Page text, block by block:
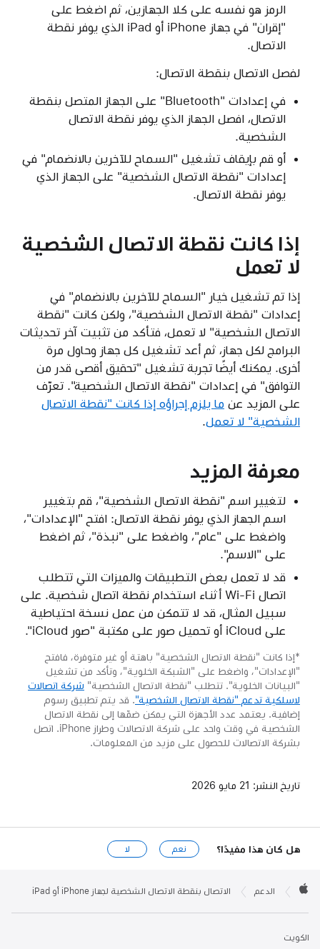
الرمز هو نفسه على كلا الجهازين، ثم اضغط على
"إقران" في جهاز iPhone أو iPad الذي يوفر نقطة
الاتصال.
لفصل الاتصال بنقطة الاتصال:
في إعدادات "Bluetooth" على الجهاز المتصل بنقطة
الاتصال، افصل الجهاز الذي يوفر نقطة الاتصال
الشخصية.
أو قم بإيقاف تشغيل "السماح للآخرين بالانضمام" في
إعدادات "نقطة الاتصال الشخصية" على الجهاز الذي
يوفر نقطة الاتصال.
إذا كانت نقطة الاتصال الشخصية
لا تعمل
إذا تم تشغيل خيار "السماح للآخرين بالانضمام" في
إعدادات "نقطة الاتصال الشخصية"، ولكن كانت "نقطة
الاتصال الشخصية" لا تعمل، فتأكد من تثبيت آخر تحديثات
البرامج لكل جهاز، ثم أعد تشغيل كل جهاز وحاول مرة
أخرى. يمكنك أيضًا تجربة تشغيل "تحقيق أقصى قدر من
التوافق" في إعدادات "نقطة الاتصال الشخصية". تعرّف
على المزيد عن ما يلزم إجراؤه إذا كانت "نقطة الاتصال
الشخصية" لا تعمل.
معرفة المزيد
لتغيير اسم "نقطة الاتصال الشخصية"، قم بتغيير
اسم الجهاز الذي يوفر نقطة الاتصال: افتح "الإعدادات"،
واضغط على "عام"، واضغط على "نبذة"، ثم اضغط
على "الاسم".
قد لا تعمل بعض التطبيقات والميزات التي تتطلب
اتصال Wi-Fi أثناء استخدام نقطة اتصال شخصية. على
سبيل المثال، قد لا تتمكن من عمل نسخة احتياطية
على iCloud أو تحميل صور على مكتبة "صور iCloud".
*إذا كانت "نقطة الاتصال الشخصية" باهتة أو غير متوفرة، فافتح
"الإعدادات"، واضغط على "الشبكة الخلوية"، وتأكد من تشغيل
"البيانات الخلوية". تتطلب "نقطة الاتصال الشخصية" شركة اتصالات
لاسلكية تدعم "نقطة الاتصال الشخصية". قد يتم تطبيق رسوم
إضافية. يعتمد عدد الأجهزة التي يمكن ضمّها إلى نقطة الاتصال
الشخصية في وقت واحد على شركة الاتصالات وطراز iPhone. اتصل
بشركة الاتصالات للحصول على مزيد من المعلومات.
تاريخ النشر: 21 مايو 2026
هل كان هذا مفيدًا؟ نعم لا
Footer

الدعم الاتصال بنقطة الاتصال الشخصية لجهاز iPhone أو iPad
الكويت